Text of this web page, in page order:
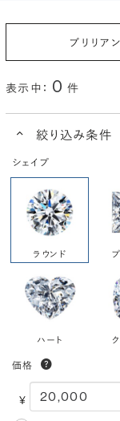
ブリリア
表示中： 0 件
絞り込み条件
シェイプ
ラウンド
ハート
価格
¥